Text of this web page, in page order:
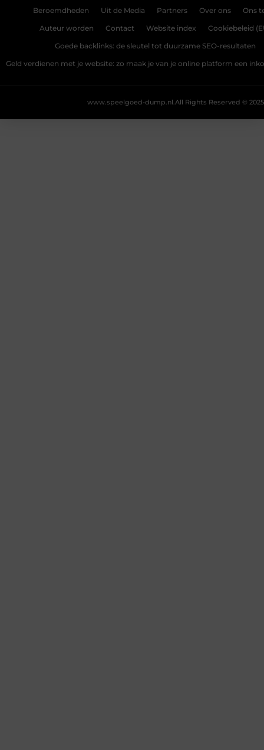
Beroemdheden Uit de Media Partners Over ons Ons
Auteur worden Contact Website index Cookiebeleid
Goede backlinks: de sleutel tot duurzame SEO-resultaten
Geld verdienen met je website: zo maak je van je online platform een
All Rights Reserved © 2025
www.speelgoed-dump.nl.